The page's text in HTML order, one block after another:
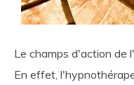
Le champs d'action de
En effet,